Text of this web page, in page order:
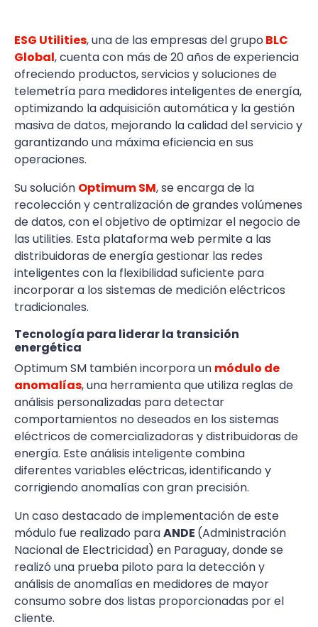
ESG Utilities, una de las empresas del grupo BLC
Global, cuenta con más de 20 años de experiencia
ofreciendo productos, servicios y soluciones de
telemetría para medidores inteligentes de energía,
optimizando la adquisición automática y la gestión
masiva de datos, mejorando la calidad del servicio y
garantizando una máxima eficiencia en sus
operaciones.
Su solución Optimum SM,se encarga de la
recolección y centralización de grandes volúmenes
de datos, con el objetivo de optimizar el negocio de
las utilities. Esta plataforma web permite a las
distribuidoras de energía gestionar las redes
inteligentes con la flexibilidad suficiente para
incorporar a los sistemas de medición eléctricos
tradicionales.
Tecnología para liderar la transición
energética
Optimum SM también incorpora un módulo de
anomalías, una herramienta que utiliza reglas de
análisis personalizadas para detectar
comportamientos no deseados en los sistemas
eléctricos de comercializadoras y distribuidoras de
energía. Este análisis inteligente combina
diferentes variables eléctricas, identificando y
corrigiendo anomalías con gran precisión.
Un caso destacado de implementación de este
módulo fue realizado paraANDE (Administración
Nacional de Electricidad) en Paraguay, donde se
realizó una prueba piloto para la detección y
análisis de anomalías en medidores de mayor
consumo sobre dos listas proporcionadas por el
cliente.